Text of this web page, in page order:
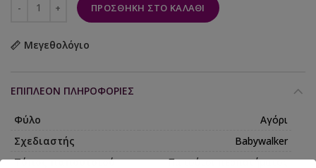
ΠΡΟΣΘΉΚΗ ΣΤΟ ΚΑΛΆΘΙ
Μεγεθολόγιο
ΕΠΙΠΛΈΟΝ ΠΛΗΡΟΦΟΡΊΕΣ
Φύλο
Αγόρι
Σχεδιαστής
Babywalker
Τύπος παπουτσιού
Παπούτσι περπατήματος